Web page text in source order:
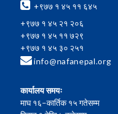
+९७७ १ ४५ ११ ६४५
+९७७ १ ४५ २१ २०६
+९७७ १ ४५ ११ ७२९
+९७७ १ ४५ ३० २५१
info@nafanepal.org
कार्यालय समयः
माघ १६–कार्तिक १५ गतेसम्म